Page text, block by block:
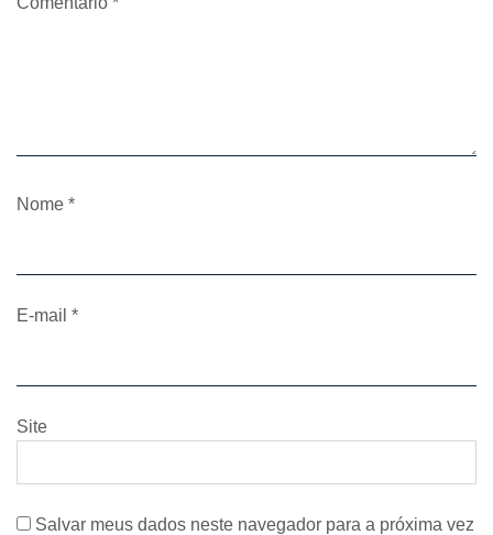
Nome *
E-mail *
Site
Salvar meus dados neste navegador para a próxima vez